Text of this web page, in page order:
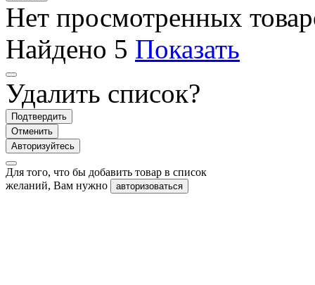
Нет просмотренных
Найдено 5 Показать
Удалить список?
Подтвердить
Отменить
Авторизуйтесь
Для того, что бы добавить товар в список
желаний, Вам нужно
авторизоваться